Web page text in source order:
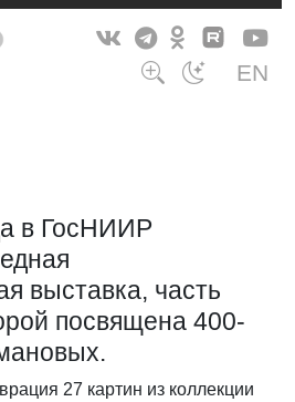
EN
в ГосНИИР
выставка, часть
посвящена 400-
27 картин из коллекции